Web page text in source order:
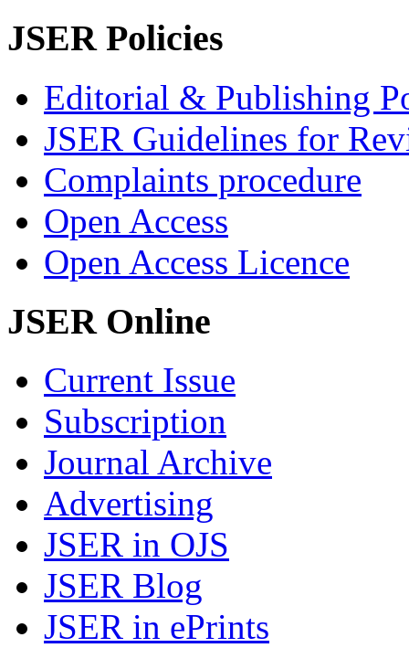
JSER Policies
Editorial & Publishing
JSER Guidelines for
Complaints procedure
Open Access
Open Access Licence
JSER Online
Current Issue
Subscription
Journal Archive
Advertising
JSER in OJS
JSER Blog
JSER in ePrints